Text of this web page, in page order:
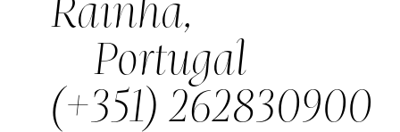
Portugal
(+351) 262830900